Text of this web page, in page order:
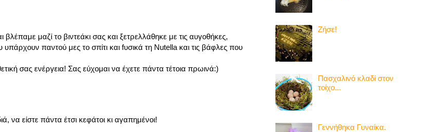
μαζί το βιντεάκι σας και ξετρελλάθηκε με τις αυγοθήκες,
παντού μες το σπίτι και fυσικά τη Nutella και τις βάφλες που
σας ενέργεια! Σας εύχομαι να έχετε πάντα τέτοια πρωινά:)
είστε πάντα έτσι κεφάτοι κι αγαπημένοι!
Ζήσε!
Πασχαλινό κλαδί στον
τοίχο...
Γεννήθηκα Γυναίκα.